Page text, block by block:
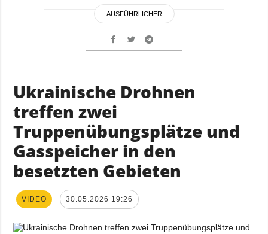
AUSFÜHRLICHER
Ukrainische Drohnen
treffen zwei
Truppenübungsplätze und
Gasspeicher in den
besetzten Gebieten
VIDEO 30.05.2026 19:26